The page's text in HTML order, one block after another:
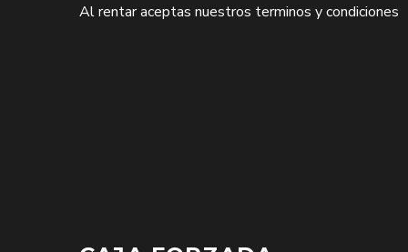
Al rentar aceptas nuestros terminos y condiciones